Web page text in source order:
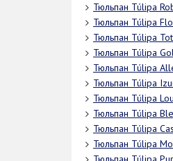
Тюльпан Túlipa
Тюльпан Túlipa
Тюльпан Túlipa
Тюльпан Túlipa
Тюльпан Túlipa
Тюльпан Túlipa
Тюльпан Túlipa
Тюльпан Túlipa
Тюльпан Túlipa
Тюльпан Túlipa